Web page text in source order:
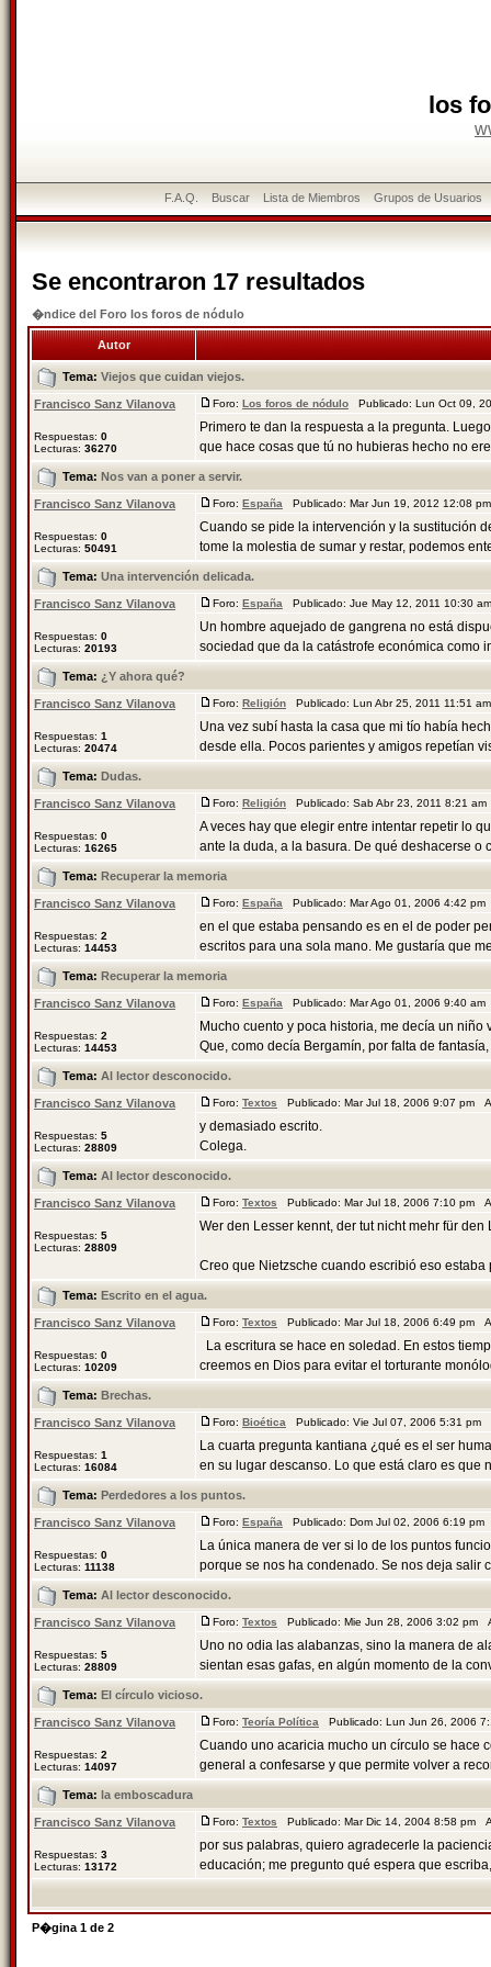
los
F.A.Q. Buscar Lista de Miembros Grupos de Usuarios
Se encontraron 17 resultados
�ndice del Foro los foros de nódulo
Autor
Tema: Viejos que cuidan viejos.
Francisco Sanz Vilanova
Respuestas: 0
Lecturas: 36270
Foro: Los foros de nódulo Publicado: Lun Oct 09,
Primero te dan la respuesta a la pregunta.
que hace cosas que tú no hubieras hecho no
Tema: Nos van a poner a servir.
Francisco Sanz Vilanova
Respuestas: 0
Lecturas: 50491
Foro: España Publicado: Mar Jun 19, 2012 12:08
Cuando se pide la intervención y la sustitución
tome la molestia de sumar y restar, podemos
Tema: Una intervención delicada.
Francisco Sanz Vilanova
Respuestas: 0
Lecturas: 20193
Foro: España Publicado: Jue May 12, 2011 10:30
Un hombre aquejado de gangrena no está
sociedad que da la catástrofe económica como
Tema: ¿Y ahora qué?
Francisco Sanz Vilanova
Respuestas: 1
Lecturas: 20474
Foro: Religión Publicado: Lun Abr 25, 2011 11:51
Una vez subí hasta la casa que mi tío había
desde ella. Pocos parientes y amigos repetían
Tema: Dudas.
Francisco Sanz Vilanova
Respuestas: 0
Lecturas: 16265
Foro: Religión Publicado: Sab Abr 23, 2011 8:21
A veces hay que elegir entre intentar repetir lo
ante la duda, a la basura. De qué deshacerse o
Tema: Recuperar la memoria
Francisco Sanz Vilanova
Respuestas: 2
Lecturas: 14453
Foro: España Publicado: Mar Ago 01, 2006 4:42
en el que estaba pensando es en el de poder
escritos para una sola mano. Me gustaría que
Tema: Recuperar la memoria
Francisco Sanz Vilanova
Respuestas: 2
Lecturas: 14453
Foro: España Publicado: Mar Ago 01, 2006 9:40
Mucho cuento y poca historia, me decía un
Que, como decía Bergamín, por falta de fantasía,
Tema: Al lector desconocido.
Francisco Sanz Vilanova
Respuestas: 5
Lecturas: 28809
Foro: Textos Publicado: Mar Jul 18, 2006 9:07 pm
y demasiado escrito.
Colega.
Tema: Al lector desconocido.
Francisco Sanz Vilanova
Respuestas: 5
Lecturas: 28809
Foro: Textos Publicado: Mar Jul 18, 2006 7:10 pm
Wer den Lesser kennt, der tut nicht mehr für
Creo que Nietzsche cuando escribió eso
Tema: Escrito en el agua.
Francisco Sanz Vilanova
Respuestas: 0
Lecturas: 10209
Foro: Textos Publicado: Mar Jul 18, 2006 6:49 pm
La escritura se hace en soledad. En estos
creemos en Dios para evitar el torturante
Tema: Brechas.
Francisco Sanz Vilanova
Respuestas: 1
Lecturas: 16084
Foro: Bioética Publicado: Vie Jul 07, 2006 5:31
La cuarta pregunta kantiana ¿qué es el ser
en su lugar descanso. Lo que está claro es que
Tema: Perdedores a los puntos.
Francisco Sanz Vilanova
Respuestas: 0
Lecturas: 11138
Foro: España Publicado: Dom Jul 02, 2006 6:19
La única manera de ver si lo de los puntos
porque se nos ha condenado. Se nos deja salir
Tema: Al lector desconocido.
Francisco Sanz Vilanova
Respuestas: 5
Lecturas: 28809
Foro: Textos Publicado: Mie Jun 28, 2006 3:02 pm
Uno no odia las alabanzas, sino la manera de
sientan esas gafas, en algún momento de la
Tema: El círculo vicioso.
Francisco Sanz Vilanova
Respuestas: 2
Lecturas: 14097
Foro: Teoría Política Publicado: Lun Jun 26, 2006
Cuando uno acaricia mucho un círculo se hace
general a confesarse y que permite volver a
Tema: la emboscadura
Francisco Sanz Vilanova
Respuestas: 3
Lecturas: 13172
Foro: Textos Publicado: Mar Dic 14, 2004 8:58 pm
por sus palabras, quiero agradecerle la
educación; me pregunto qué espera que
P�gina 1 de 2